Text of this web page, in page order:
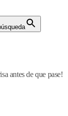
antes de que pase!